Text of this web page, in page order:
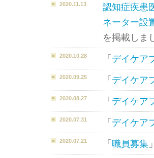
2020.11.13
認知症疾患
ネーター設
を掲載しま
2020.10.28 「 デイケア
2020.09.25 「 デイケア
2020.08.27 「 デイケア
2020.07.31 「 デイケア
2020.07.21 「 職員募集